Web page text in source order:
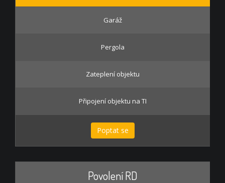
Garáž
Pergola
Zateplení objektu
Připojení objektu na TI
Poptat se
Povolení RD